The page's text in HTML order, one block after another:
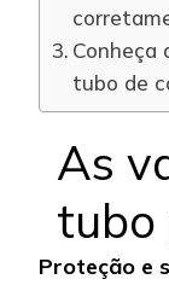
Conheça
tubo de
As
tubo
Proteção e